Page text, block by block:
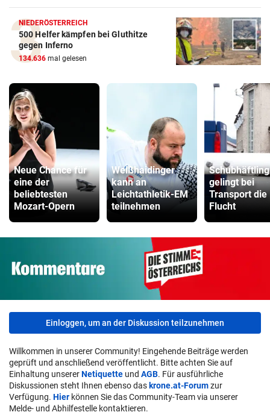
NIEDERÖSTERREICH
500 Helfer kämpfen bei Gluthitze
gegen Inferno
134.636 mal gelesen
Neue Chance für
eine der
beliebtesten
Mozart-Opern
Weißhaidinger
kann an
Leichtathletik-EM
teilnehmen
Schubhäftling
gelingt bei
Transport die
Flucht
Einloggen, um an der Diskussion teilzunehmen
Willkommen in unserer Community! Eingehende Beiträge werden
geprüft und anschließend veröffentlicht. Bitte achten Sie auf
Einhaltung unsererNetiquette und AGB. Für ausführliche
Diskussionen steht Ihnen ebenso das krone.at-Forumzur
Verfügung. Hier können Sie das Community-Team via unserer
Melde- und Abhilfestelle kontaktieren.